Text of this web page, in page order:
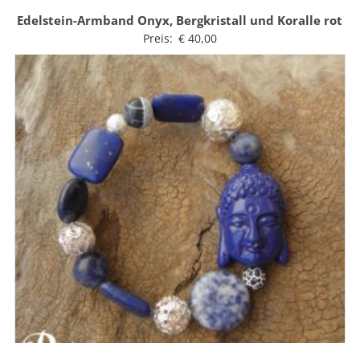
Edelstein-Armband Onyx, Bergkristall und Koralle rot
Preis: €40,00